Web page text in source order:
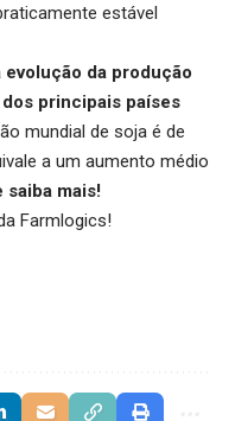
estável
evolução da produção
principais países
mundial de soja é de
a um aumento médio
saiba mais!
Farmlogics!